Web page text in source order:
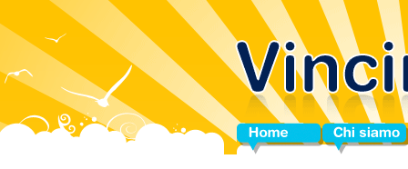
Home Chi siamo